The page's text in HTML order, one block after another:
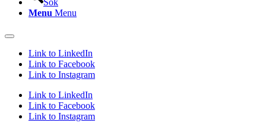
Menu Menu
Link to LinkedIn
Link to Facebook
Link to Instagram
Link to LinkedIn
Link to Facebook
Link to Instagram